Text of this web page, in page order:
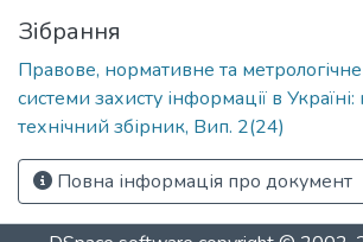
Зібрання
Правове, нормативне та
системи захисту інформації в
технічний збірник, Вип. 2(24)
Повна інформація про документ